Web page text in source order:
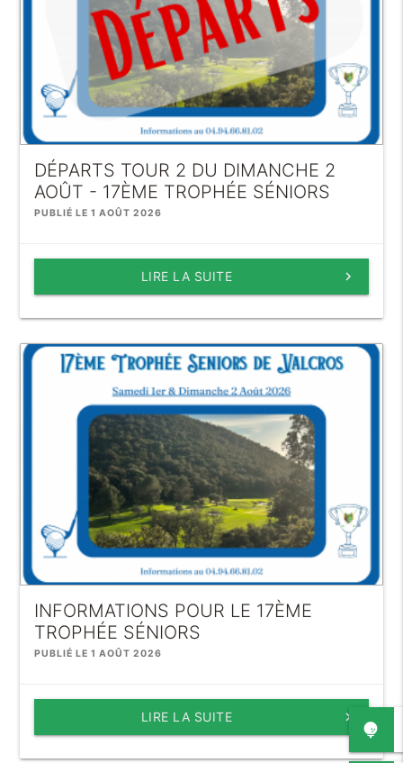
DÉPARTS TOUR 2 DU DIMANCHE 2
AOÛT - 17ÈME TROPHÉE SÉNIORS
PUBLIÉ LE 1 AOÛT 2026
keyboard_arrow_right
LIRE LA SUITE
INFORMATIONS POUR LE 17ÈME
TROPHÉE SÉNIORS
PUBLIÉ LE 1 AOÛT 2026
keyboard_arrow_right
LIRE LA SUITE